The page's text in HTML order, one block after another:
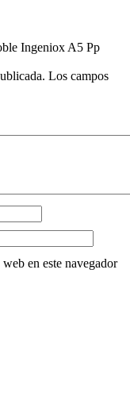
Ingeniox A5 Pp
Los campos
en este navegador